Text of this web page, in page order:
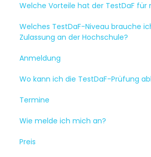
Welche Vorteile hat der TestDaF für
Welches TestDaF-Niveau brauche
Zulassung an der Hochschule?
Anmeldung
Wo kann ich die TestDaF-Prüfung
Termine
Wie melde ich mich an?
Preis